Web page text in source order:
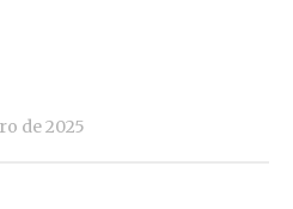
de 2025